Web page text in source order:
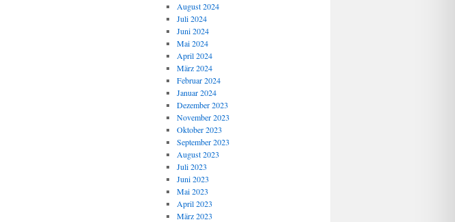
August 2024
Juli 2024
Juni 2024
Mai 2024
April 2024
März 2024
Februar 2024
Januar 2024
Dezember 2023
November 2023
Oktober 2023
September 2023
August 2023
Juli 2023
Juni 2023
Mai 2023
April 2023
März 2023